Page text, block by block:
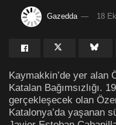
Gazedda 18
Kaymakkin’de yer alan
Katalan Bağımsızlığı.
gerçekleşecek olan
Katalonya’da yaşanan